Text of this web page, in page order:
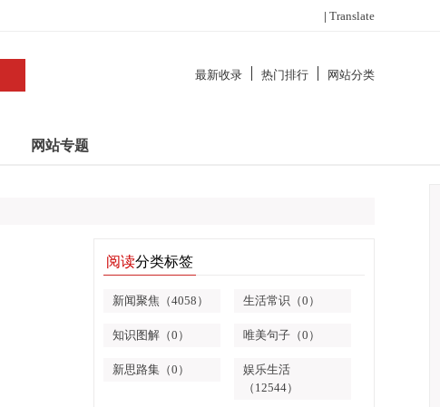
| Translate
最新收录 热门排行 网站分类
网站专题
阅读分类标签
新闻聚焦（4058） 生活常识（0）
知识图解（0） 唯美句子（0）
新思路集（0）
娱乐生活
（12544）